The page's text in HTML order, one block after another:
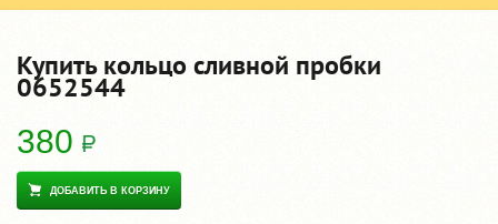
Купить кольцо сливной пробки
0652544
380
ДОБАВИТЬ В КОРЗИНУ